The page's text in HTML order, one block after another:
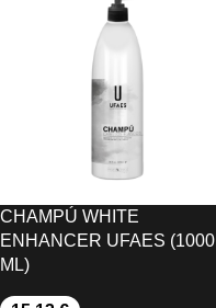
CHAMPÚ WHITE
ENHANCER UFAES (1000
ML)